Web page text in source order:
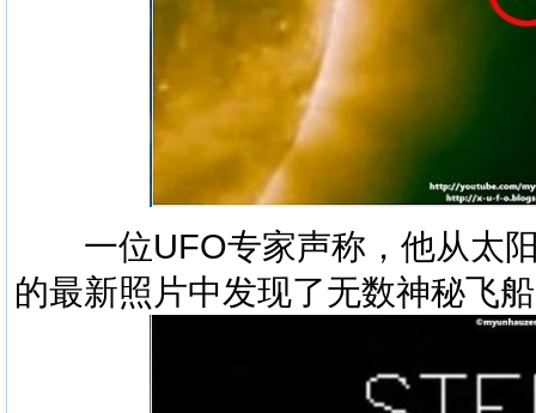
一位UFO专家声称，他从太阳
的最新照片中发现了无数神秘飞